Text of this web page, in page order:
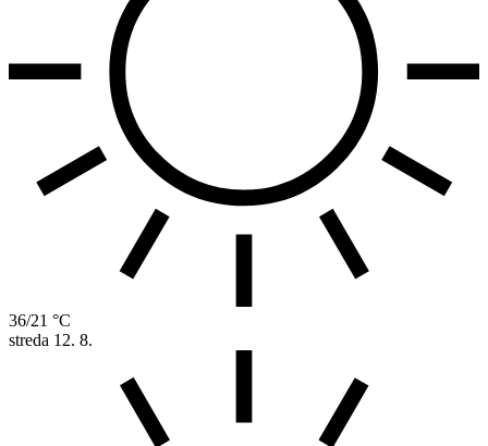
36/21 °C
streda 12. 8.